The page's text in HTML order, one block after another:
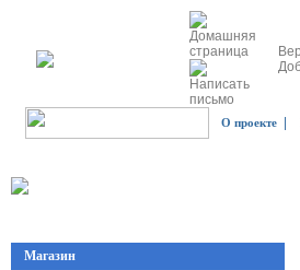
О проекте
Магазин